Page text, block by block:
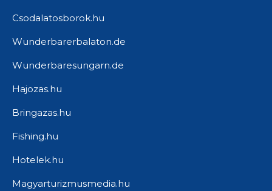
Csodalatosborok.hu
Wunderbarerbalaton.de
Wunderbaresungarn.de
Hajozas.hu
Bringazas.hu
Fishing.hu
Hotelek.hu
Magyarturizmusmedia.hu